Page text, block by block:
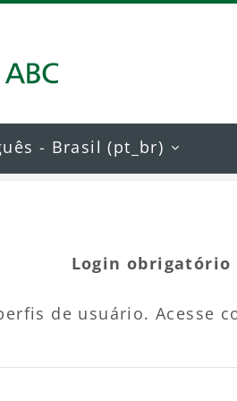
- Brasil ‎(pt_br)‎
Login obrigatório
de usuário. Acesse